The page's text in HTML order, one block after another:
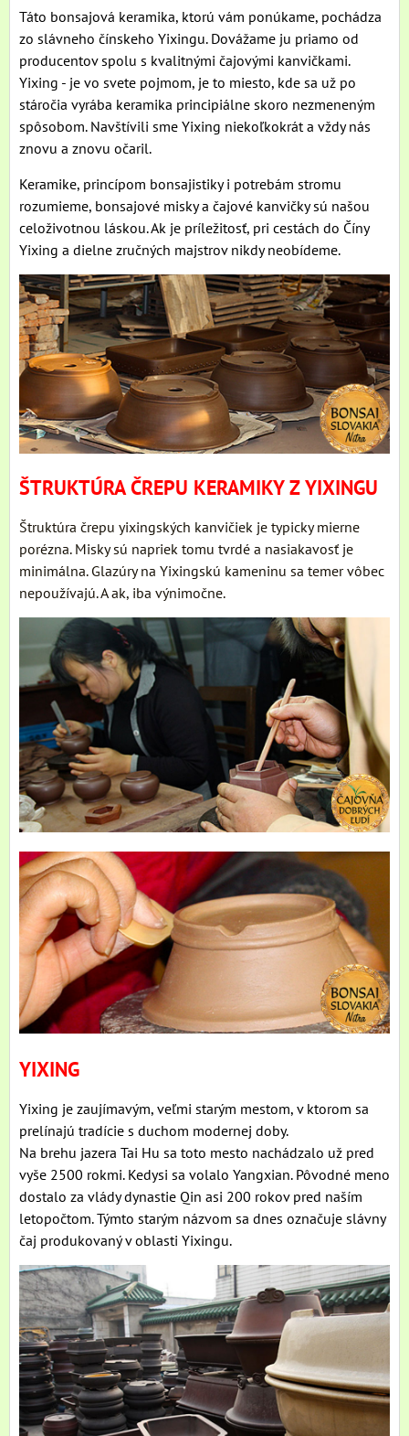
Táto bonsajová keramika, ktorú vám ponúkame, pochádza
zo slávneho čínskeho Yixingu. Dovážame ju priamo od
producentov spolu s kvalitnými čajovými kanvičkami.
Yixing - je vo svete pojmom, je to miesto, kde sa už po
stáročia vyrába keramika principiálne skoro nezmeneným
spôsobom. Navštívili sme Yixing niekoľkokrát a vždy nás
znovu a znovu očaril.
Keramike, princípom bonsajistiky i potrebám stromu
rozumieme, bonsajové misky a čajové kanvičky sú našou
celoživotnou láskou. Ak je príležitosť, pri cestách do Číny
Yixing a dielne zručných majstrov nikdy neobídeme.
ŠTRUKTÚRA ČREPU KERAMIKY Z YIXINGU
Štruktúra črepu yixingských kanvičiek je typicky mierne
porézna. Misky sú napriek tomu tvrdé a nasiakavosť je
minimálna. Glazúry na Yixingskú kameninu sa temer vôbec
nepoužívajú. A ak, iba výnimočne.
YIXING
Yixing je zaujímavým, veľmi starým mestom, v ktorom sa
prelínajú tradície s duchom modernej doby.
Na brehu jazera Tai Hu sa toto mesto nachádzalo už pred
vyše 2500 rokmi. Kedysi sa volalo Yangxian. Pôvodné meno
dostalo za vlády dynastie Qin asi 200 rokov pred naším
letopočtom. Týmto starým názvom sa dnes označuje slávny
čaj produkovaný v oblasti Yixingu.